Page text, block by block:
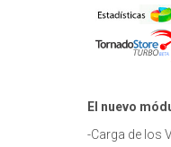
El nuevo
-Carga de los